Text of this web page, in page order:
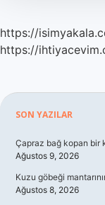
https://
https://
Sidebar
SON YAZILAR
Çapraz bağ kopan bir
Ağustos 9, 2026
Kuzu göbeği
Ağustos 8, 2026